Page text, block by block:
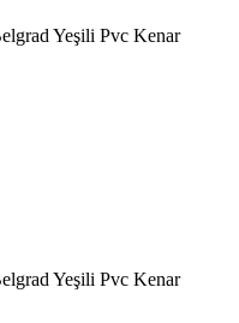
Yeşili Pvc Kenar
Yeşili Pvc Kenar